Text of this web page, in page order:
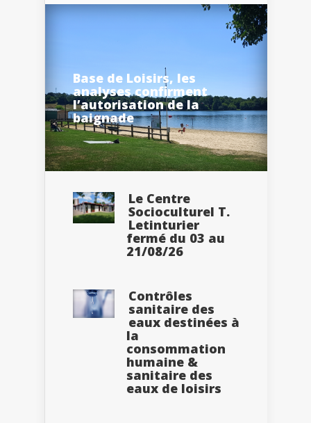
Base de Loisirs, les
analyses confirment
l’autorisation de la
baignade
Le Centre
Socioculturel T.
Letinturier
fermé du 03 au
21/08/26
Contrôles
sanitaire des
eaux destinées à
la
consommation
humaine &
sanitaire des
eaux de loisirs